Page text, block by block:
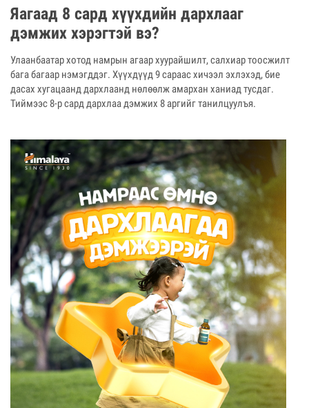
Яагаад 8 сард хүүхдийн дархлааг
дэмжих хэрэгтэй вэ?
Улаанбаатар хотод намрын агаар хуурайшилт, салхиар тоосжилт
бага багаар нэмэгддэг. Хүүхдүүд 9 сараас хичээл эхлэхэд, бие
дасах хугацаанд дархлаанд нөлөөлж амархан ханиад тусдаг.
Тиймээс 8-р сард дархлаа дэмжих 8 аргийг танилцуулъя.